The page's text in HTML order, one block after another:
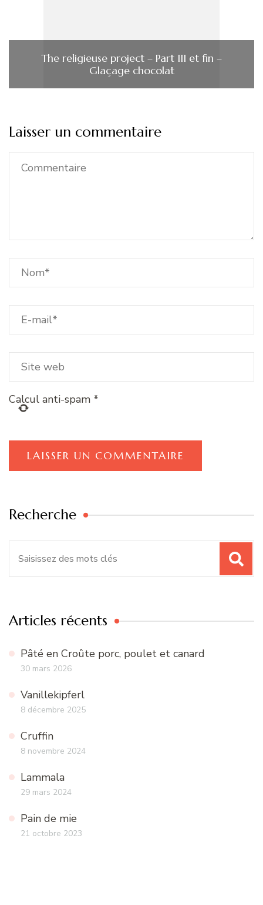
The religieuse project – Part III et fin –
Glaçage chocolat
Laisser un commentaire
Calcul anti-spam *
Recherche
Articles récents
Pâté en Croûte porc, poulet et canard
30 mars 2026
Vanillekipferl
8 décembre 2025
Cruffin
8 novembre 2024
Lammala
29 mars 2024
Pain de mie
21 octobre 2023